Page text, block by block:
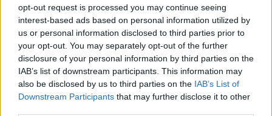
opt-out request is processed you may continue seeing
interest-based ads based on personal information utilized by
us or personal information disclosed to third parties prior to
your opt-out. You may separately opt-out of the further
disclosure of your personal information by third parties on the
IAB’s list of downstream participants. This information may
also be disclosed by us to third parties on the IAB’s List of
Downstream Participants that may further disclose it to other
TELEFONOK GYORSLISTA
Márka :
Tipus :